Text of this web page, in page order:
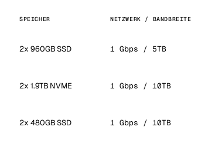
SPEICHER NETZWERK / BANDBREITE
2x 960GB SSD 1 Gbps / 5TB
2x 1.9TB NVME 1 Gbps / 10TB
2x 480GB SSD 1 Gbps / 10TB